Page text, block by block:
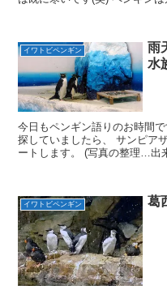
イワトビペンギン
雨
水
今日もペンギン語りのお時間
探していましたら、 サンピア
ートします。 (写真の整理…出
イワトビペンギン 葛